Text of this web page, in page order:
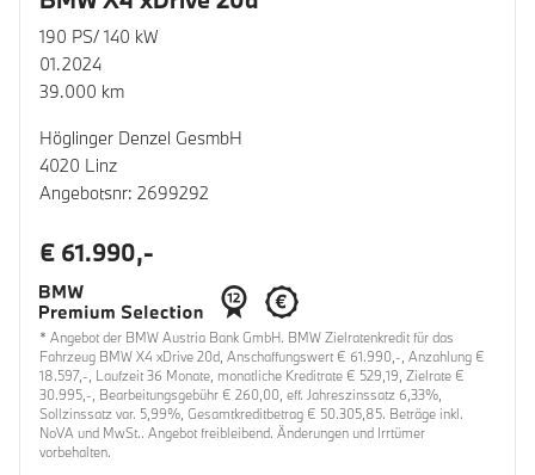
190 PS/ 140 kW
01.2024
39.000 km
Höglinger Denzel GesmbH
4020 Linz
Angebotsnr: 2699292
€ 61.990,-
* Angebot der BMW Austria Bank GmbH. BMW Zielratenkredit für das
Fahrzeug BMW X4 xDrive 20d, Anschaffungswert € 61.990,-, Anzahlung €
18.597,-, Laufzeit 36 Monate, monatliche Kreditrate € 529,19, Zielrate €
30.995,-, Bearbeitungsgebühr € 260,00, eff. Jahreszinssatz 6,33%,
Sollzinssatz var. 5,99%, Gesamtkreditbetrag € 50.305,85. Beträge inkl.
NoVA und MwSt.. Angebot freibleibend. Änderungen und Irrtümer
vorbehalten.